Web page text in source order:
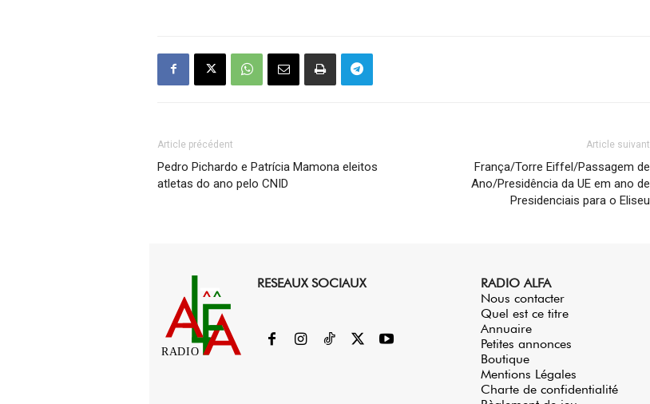
Article précédent
Pedro Pichardo e Patrícia Mamona eleitos
atletas do ano pelo CNID
Article suivant
França/Torre Eiffel/Passagem de
Ano/Presidência da UE em ano de
Presidenciais para o Eliseu
RADIO
RESEAUX SOCIAUX
RADIO ALFA
Nous contacter
Quel est ce titre
Annuaire
Petites annonces
Boutique
Mentions Légales
Charte de confidentialité